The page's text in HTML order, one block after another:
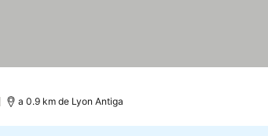
a 0.9 km de Lyon Antiga